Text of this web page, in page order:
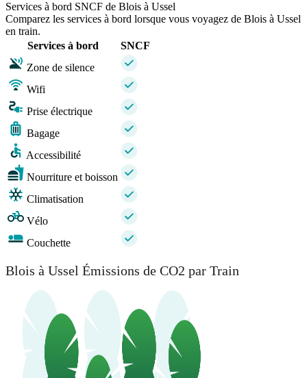
Services à bord SNCF de Blois à Ussel
Comparez les services à bord lorsque vous voyagez de Blois à Ussel
en train.
Services à bord
SNCF
Zone de silence
Wifi
Prise électrique
Bagage
Accessibilité
Nourriture et boisson
Climatisation
Vélo
Couchette
Blois à Ussel Émissions de CO2 par Train